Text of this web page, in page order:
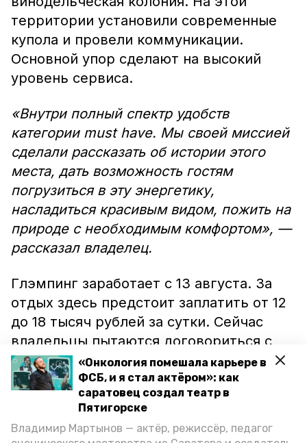
«Онкология помешала карьере в
ФСБ, и я стал актёром»: как
саратовец создал театр в
Пятигорске
Владимир Мартынов — актёр, режиссёр, педагог
территории установили современные
купола и провели коммуникации.
Основной упор сделают на высокий
уровень сервиса.
«Внутри полный спектр удобств
категории must have. Мы своей миссией
сделали рассказать об истории этого
места, дать возможность гостям
погрузиться в эту энергетику,
насладиться красивым видом, пожить на
природе с необходимым комфортом», —
рассказал владелец.
Глэмпинг заработает с 13 августа. За
отдых здесь предстоит заплатить от 12
до 18 тысяч рублей за сутки. Сейчас
владельцы пытаются договориться с
местными туроператорами об
организации для гостей экскурсий по
Кавминводам.
Подробнее о новом месте отдыха на